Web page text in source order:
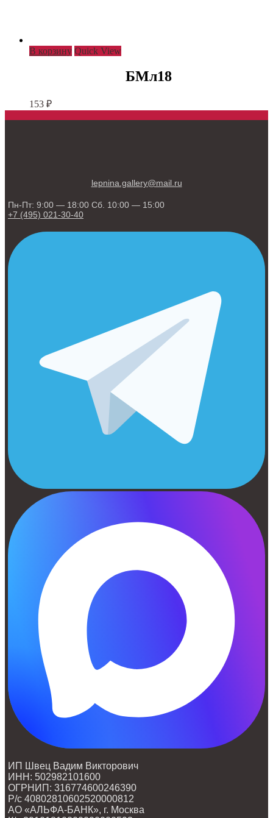
В корзину Quick View
БМл18
153 ₽
lepnina.gallery@mail.ru
Пн-Пт: 9:00 — 18:00 Сб. 10:00 — 15:00
+7 (495) 021-30-40
ИП Швец Вадим Викторович
ИНН: 502982101600
ОГРНИП: 316774600246390
Р/с 40802810602520000812
АО «АЛЬФА-БАНК», г. Москва